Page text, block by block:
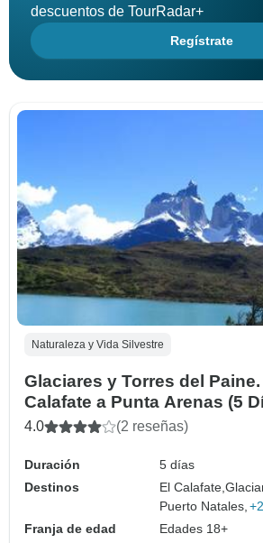
descuentos de TourRadar+
Regístrate
Naturaleza y Vida Silvestre
Glaciares y Torres del Paine.
Calafate a Punta Arenas (5
4.0 (2 reseñas)
Duración
5 días
Destinos
El Calafate,
Puerto Natales,
Franja de edad
Edades 18+